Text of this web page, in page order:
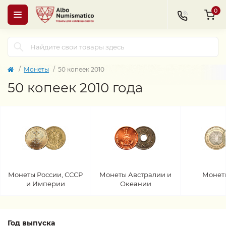
0
Монеты 50 копеек 2010
50 копеек 2010 года
Монеты России, СССР
и Империи
Монеты Австралии и
Океании
Год выпуска